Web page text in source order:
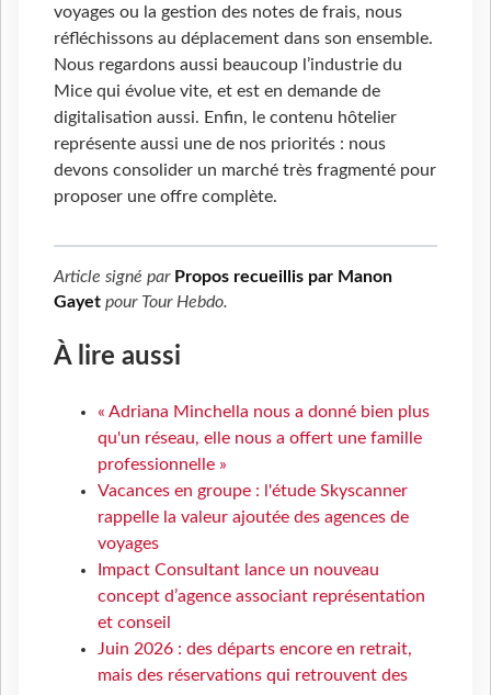
voyages ou la gestion des notes de frais, nous
réfléchissons au déplacement dans son ensemble.
Nous regardons aussi beaucoup l’industrie du
Mice qui évolue vite, et est en demande de
digitalisation aussi. Enfin, le contenu hôtelier
représente aussi une de nos priorités : nous
devons consolider un marché très fragmenté pour
proposer une offre complète.
Article signé par Propos recueillis par Manon
Gayet pour Tour Hebdo.
À lire aussi
« Adriana Minchella nous a donné bien plus
qu'un réseau, elle nous a offert une famille
professionnelle »
Vacances en groupe : l'étude Skyscanner
rappelle la valeur ajoutée des agences de
voyages
Impact Consultant lance un nouveau
concept d’agence associant représentation
et conseil
Juin 2026 : des départs encore en retrait,
mais des réservations qui retrouvent des